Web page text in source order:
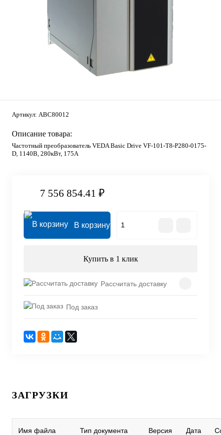
Артикул: ABC80012
Описание товара:
Частотный преобразователь VEDA Basic Drive VF-101-T8-P280-0175-
D, 1140В, 280кВт, 175А
7 556 854.41 ₽
В корзину
Купить в 1 клик
Рассчитать доставку
Под заказ
ЗАГРУЗКИ
Имя файла Тип документа Версия Дата